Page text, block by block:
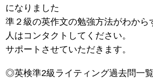
になりました
準２級の英作文の勉強方法がわから
人はコンタクトしてください。
サポートさせていただきます。
◎英検準2級ライティング過去問一覧